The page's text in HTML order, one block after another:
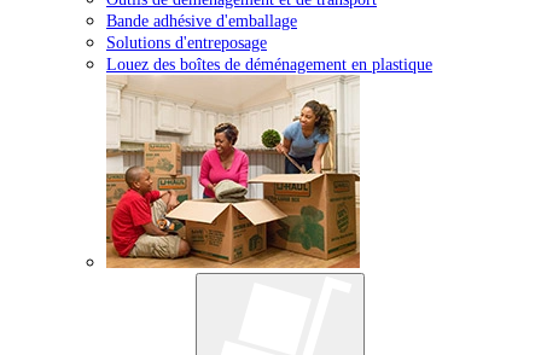
Bande adhésive d'emballage
Solutions d'entreposage
Louez des boîtes de déménagement en plastique